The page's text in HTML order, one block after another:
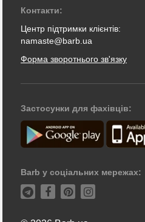
Контакти:
Центр підтримки клієнтів:
namaste@barb.ua
Форма зворотнього зв'язку
Застосунки для фахівців:
Barb у соціальних мережах: